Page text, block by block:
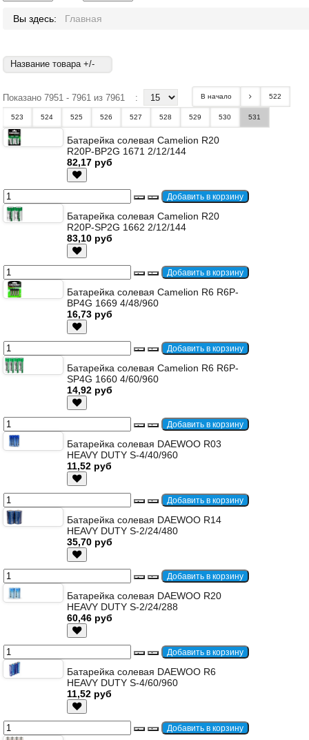
Вы здесь: Главная
Название товара +/-
Показано 7951 - 7961 из 7961 : В начало 522
523 524 525 526 527 528 529 530 531
Батарейка солевая Camelion R20
R20P-BP2G 1671 2/12/144
82,17 руб
Батарейка солевая Camelion R20
R20P-SP2G 1662 2/12/144
83,10 руб
Батарейка солевая Camelion R6 R6P-
BP4G 1669 4/48/960
16,73 руб
Батарейка солевая Camelion R6 R6P-
SP4G 1660 4/60/960
14,92 руб
Батарейка солевая DAEWOO R03
HEAVY DUTY S-4/40/960
11,52 руб
Батарейка солевая DAEWOO R14
HEAVY DUTY S-2/24/480
35,70 руб
Батарейка солевая DAEWOO R20
HEAVY DUTY S-2/24/288
60,46 руб
Батарейка солевая DAEWOO R6
HEAVY DUTY S-4/60/960
11,52 руб